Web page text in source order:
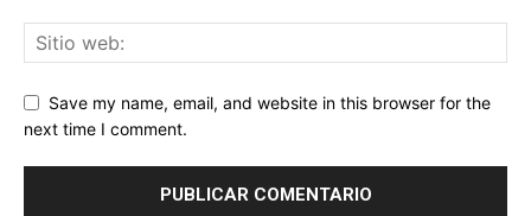
Save my name, email, and website in this browser for the
next time I comment.